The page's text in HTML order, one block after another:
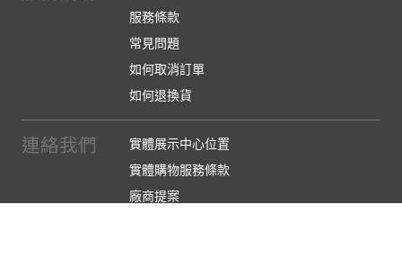
服務條款
常見問題
如何取消訂單
如何退換貨
連絡我們
實體展示中心位置
實體購物服務條款
廠商提案